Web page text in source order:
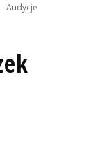
Audycje